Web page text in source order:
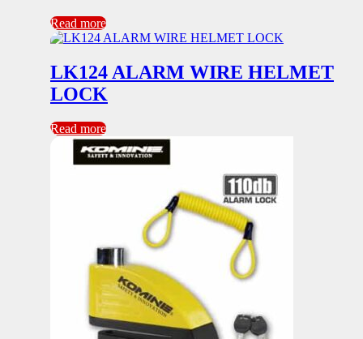
Read more
LK124 ALARM WIRE HELMET
LOCK
Read more